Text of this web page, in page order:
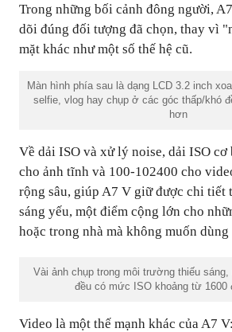
Trong những bối cảnh đông người,
dõi đúng đối tượng đã chọn, thay vì
mặt khác như một số thế hệ cũ.
Màn hình phía sau là dạng LCD 3.2 inch
selfie, vlog hay chụp ở các góc thấp/khó
hơn
Về dải ISO và xử lý noise, dải ISO cơ
cho ảnh tĩnh và 100-102400 cho
rộng sâu, giúp A7 V giữ được chi tiết
sáng yếu, một điểm cộng lớn cho
hoặc trong nhà mà không muốn dùng
Vài ảnh chụp trong môi trường thiếu
đều có mức ISO khoảng từ 1600
Video là một thế mạnh khác của A7